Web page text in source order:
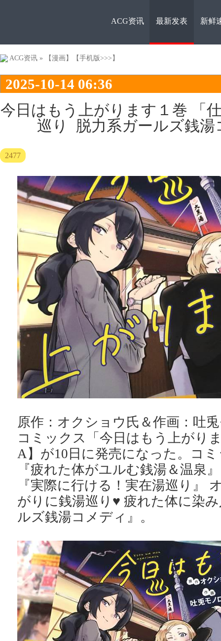
ACG资
ACG资讯 最新发表 新鲜
ACG资讯 » 【漫画】 【手机版>>>】
2025-10-14 06:36
今日はもう上がります１巻 「
巡り 脱力系ガールズ銭湯
2477
原作：オクショウ氏＆作画：吐
コミックス「今日はもう上がり
A】が10日に発売になった。コ
『疲れた体がユルむ銭湯＆温泉
『実際に行ける！実在湯巡り』
がりに銭湯巡り♥ 疲れた体に染
ルズ銭湯コメディ』。